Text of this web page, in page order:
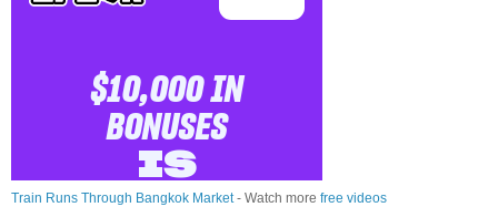
Train Runs Through Bangkok Market- Watch more free videos